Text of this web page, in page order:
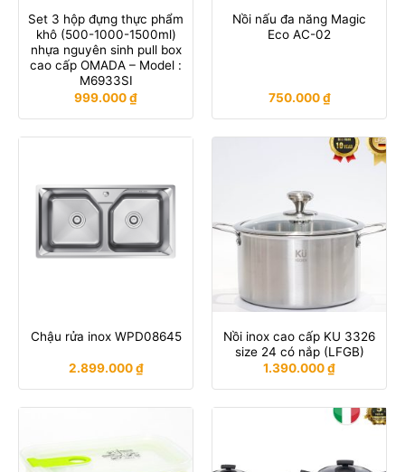
Set 3 hộp đựng thực phẩm
khô (500-1000-1500ml)
nhựa nguyên sinh pull box
cao cấp OMADA – Model :
M6933SI
999.000₫
Nồi nấu đa năng Magic
Eco AC-02
750.000₫
Chậu rửa inox WPD08645
2.899.000₫
Nồi inox cao cấp KU 3326
size 24 có nắp (LFGB)
1.390.000₫